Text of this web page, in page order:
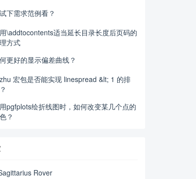
下需求范例看？
\addtocontents适当延长目录长度后页码的
方式
更好的显示偏差曲线？
宏包是否能实现 linespread &lt; 1 的排
pgfplots绘折线图时，如何改变某几个点的
？
Rover